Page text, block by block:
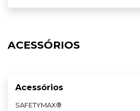
ACESSÓRIOS
Acessórios
SAFETYMAX®